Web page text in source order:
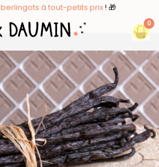
berlingots à tout-petits prix! 🎁
0